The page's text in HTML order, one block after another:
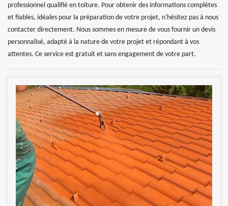
professionnel qualifié en toiture. Pour obtenir des informations complètes
et fiables, idéales pour la préparation de votre projet, n'hésitez pas à nous
contacter directement. Nous sommes en mesure de vous fournir un devis
personnalisé, adapté à la nature de votre projet et répondant à vos
attentes. Ce service est gratuit et sans engagement de votre part.